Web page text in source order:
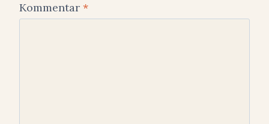
Kommentar *